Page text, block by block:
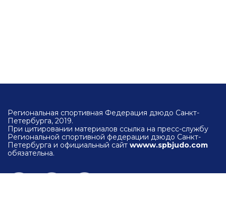
Региональная спортивная Федерация дзюдо Санкт-
Петербурга, 2019.
При цитировании материалов ссылка на пресс-службу
Региональной спортивной федерации дзюдо Санкт-
Петербурга и официальный сайт wwww.spbjudo.com
обязательна.